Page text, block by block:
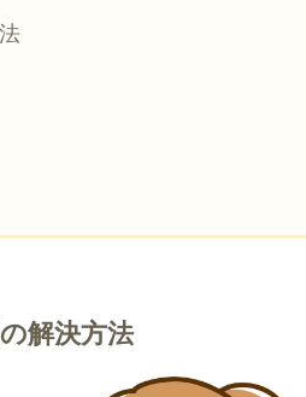
解決方法